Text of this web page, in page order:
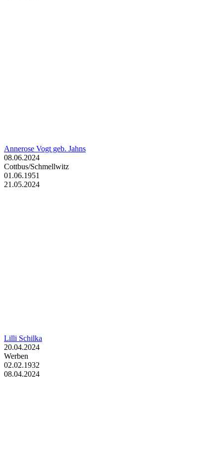
Annerose Vogt geb. Jahns
08.06.2024
Cottbus/Schmellwitz
01.06.1951
21.05.2024
Lilli Schilka
20.04.2024
Werben
02.02.1932
08.04.2024